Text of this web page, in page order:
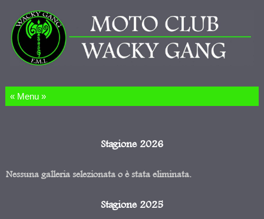
Salta al contenuto
Stagione 2026
Nessuna galleria selezionata o è stata eliminata.
Stagione 2025